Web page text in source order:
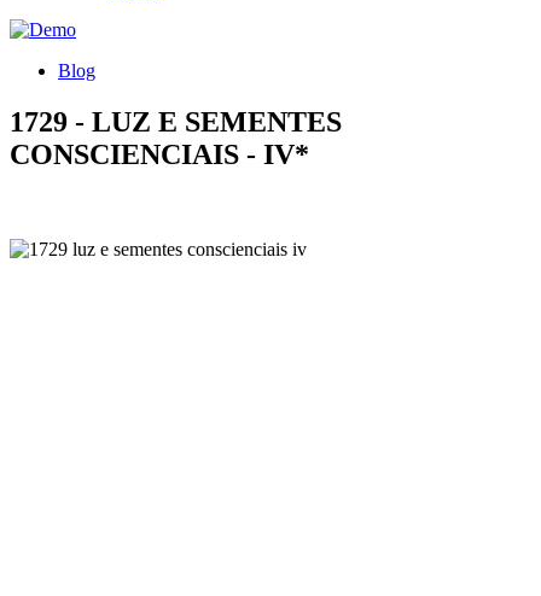
Blog
1729 - LUZ E SEMENTES
CONSCIENCIAIS - IV*